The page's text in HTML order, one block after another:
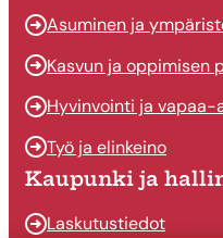
Asuminen ja
Kasvun ja oppimisen
Hyvinvointi ja vapaa-
Työ ja elinkeino
Kaupunki ja
Laskutustiedot